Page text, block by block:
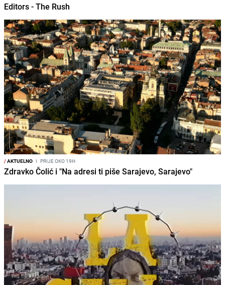
Editors - The Rush
/AKTUELNO I PRIJE OKO 19H
Zdravko Čolić i "Na adresi ti piše Sarajevo, Sarajevo"